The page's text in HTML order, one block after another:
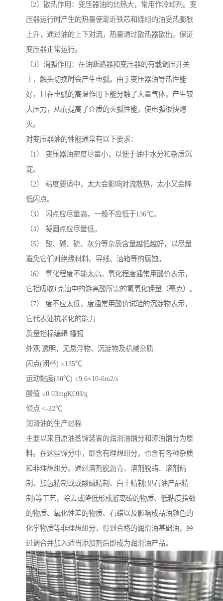
（2）散热作用：变压器油的比热大，常用作冷却剂。变
压器运行时产生的热量使靠近铁芯和绕组的油受热膨胀
上升，通过油的上下对流，热量通过散热器散出，保证
变压器正常运行。
（3）消弧作用：在油断路器和变压器的有载调压开关
上，触头切换时会产生电弧。由于变压器油导热性能
好，且在电弧的高温作用下能分触了大量气体，产生较
大压力，从而提高了介质的灭弧性能，使电弧很快熄
灭。
对变压器油的性能通常有以下要求：
（1） 变压器油密度尽量小，以便于油中水分和杂质沉
淀。
（2） 粘度要适中，太大会影响对流散热，太小又会降
低闪点。
（3） 闪点应尽量高，一般不应低于136℃。
（4） 凝固点应尽量低。
（5） 酸、碱、硫、灰分等杂质含量越低越好，以尽量
避免它们对绝缘材料、导线、油箱等的腐蚀。
（6） 氧化程度不能太高。氧化程度通常用酸价表示，
它指吸收1克油中的游离酸所需的氢氧化钾量（毫克）。
（7） 度不应太低，度通常用酸价试验的沉淀物表示，
它代表油抗老化的能力
质量指标编辑 播报
外观 透明，无悬浮物、沉淀物及机械杂质
闪点(闭杯) ≥135℃
运动黏度(50℃) ≤9.6×10-6m2/s
酸值 ≤0.03mgKOH/g
倾点 <-22℃
润滑油的生产过程
主要以来自原油蒸馏装置的润滑油馏分和渣油馏分为原
料。在这些馏分中，即含有理想组分，也含有各种杂质
和非理想组分。通过溶剂脱沥青、溶剂脱蜡、溶剂精
制、加氢精制或或酸碱精制、白土精制(见石油产品精
制)等工艺，除去或降低形成游离碳的物质、低粘度指数
的物质、氧化性差的物质、石蜡以及影响成品油颜色的
化学物质等非理想组分，得到合格的润滑油基础油，经
过调合并加入适当添加剂后即成为润滑油产品。